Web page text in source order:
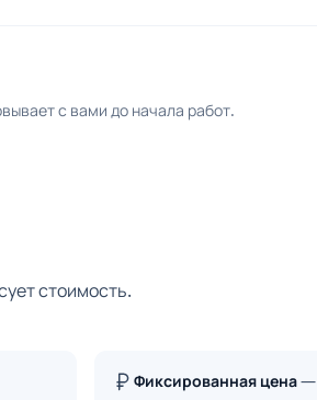
с вами до начала работ.
стоимость.
Фиксированная цена—